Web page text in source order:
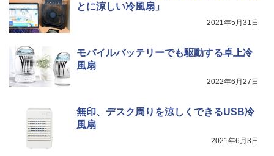
とに涼しい冷風扇」
2021年5月31日
モバイルバッテリーでも駆動する卓上冷
風扇
2022年6月27日
無印、デスク周りを涼しくできるUSB冷
風扇
2021年6月3日